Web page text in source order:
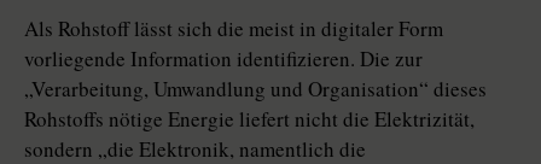
Als Rohstoff lässt sich die meist in digitaler Form
vorliegende Information identifizieren. Die zur
„Verarbeitung, Umwandlung und Organisation“ dieses
Rohstoffs nötige Energie liefert nicht die Elektrizität,
sondern „die Elektronik, namentlich die